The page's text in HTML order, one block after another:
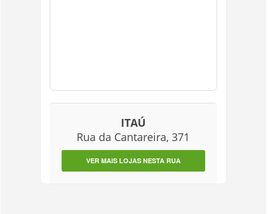
ITAÚ
Rua da Cantareira, 371
VER MAIS LOJAS NESTA RUA